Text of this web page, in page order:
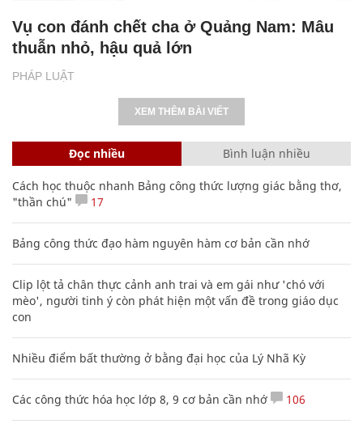
PHÁP LUẬT
Vụ con đánh chết cha ở Quảng Nam: Mâu
thuẫn nhỏ, hậu quả lớn
XEM THÊM BÀI VIẾT
Đọc nhiều Bình luận nhiều
Cách học thuộc nhanh Bảng công thức lượng giác bằng thơ,
"thần chú"
17
Bảng công thức đạo hàm nguyên hàm cơ bản cần nhớ
Clip lột tả chân thực cảnh anh trai và em gái như 'chó với
mèo', người tinh ý còn phát hiện một vấn đề trong giáo dục
con
Nhiều điểm bất thường ở bằng đại học của Lý Nhã Kỳ
Các công thức hóa học lớp 8, 9 cơ bản cần nhớ 106